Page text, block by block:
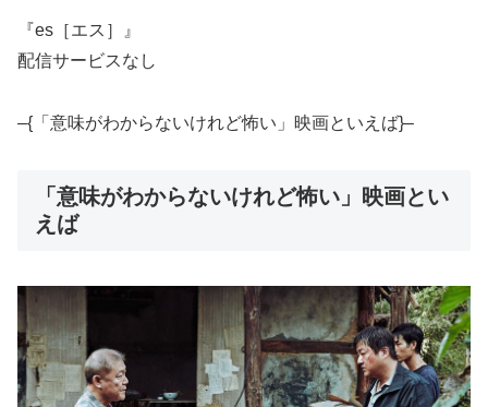
『es［エス］』
配信サービスなし
–{「意味がわからないけれど怖い」映画といえば}–
「意味がわからないけれど怖い」映画とい
えば